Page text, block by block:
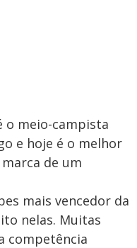
o meio-campista
e hoje é o melhor
de um
mais vencedor da
nelas. Muitas
competência